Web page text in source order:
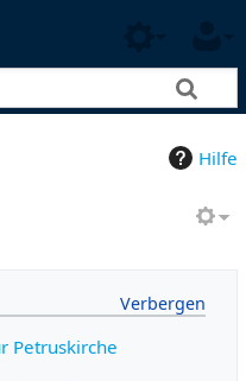
Hilfe
Petruskirche